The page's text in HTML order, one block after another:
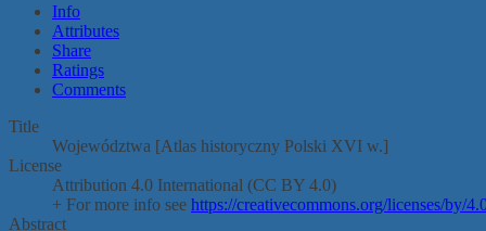
Info
Attributes
Share
Ratings
Comments
Title
Województwa [Atlas historyczny Polski XVI w.]
License
Attribution 4.0 International (CC BY 4.0)
+ For more info see https://creativecommons.org/licenses/by/
Abstract